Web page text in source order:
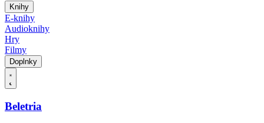
Knihy
E-knihy
Audioknihy
Hry
Filmy
Doplnky
Beletria